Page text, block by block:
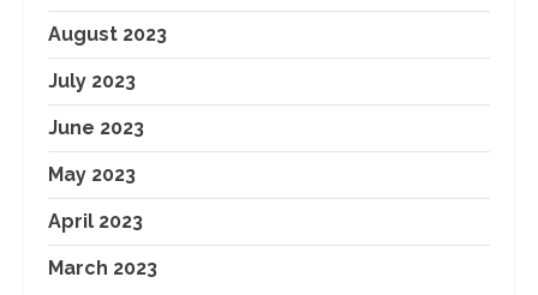
August 2023
July 2023
June 2023
May 2023
April 2023
March 2023